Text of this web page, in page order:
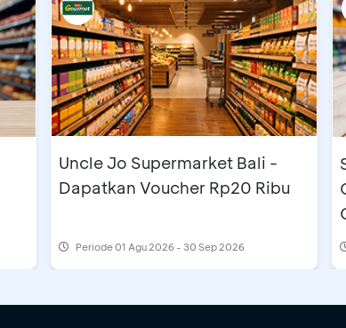
Uncle Jo Supermarket Bali -
Dapatkan Voucher Rp20 Ribu
Periode01 Agu 2026 - 30 Sep 2026